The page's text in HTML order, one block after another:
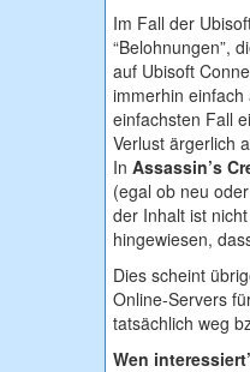
Im Fall der
“Belohnungen”,
auf Ubisoft
immerhin
einfachsten Fall
Verlust ärgerlich
In Assassin’s
(egal ob neu
der Inhalt ist
hingewiesen,
Dies scheint
Online-Servers
tatsächlich weg
Wen